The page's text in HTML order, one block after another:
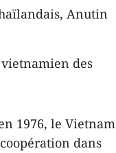
Anutin
des
1976, le Vietnam
dans